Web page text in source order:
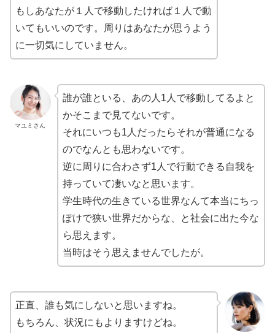
もしあなたが１人で移動したければ１人で動
いてもいいのです。周りはあなたが思うよう
に一切気にしていません。
マユミさん
誰が誰といる、あの人1人で移動してるよと
かそこまで見てないです。
それにいつも1人だったらそれが普通になる
のでなんとも思わないです。
逆に周りに合わさず1人で行動できる自我を
持っていて凄いなと思います。
学生時代の生きている世界なんて本当にちっ
ぽけで狭い世界だからな、と社会に出た今な
ら思えます。
当時はそう思えませんでしたが。
正直、誰も気にしないと思いますね。
もちろん、状況にもよりますけどね。